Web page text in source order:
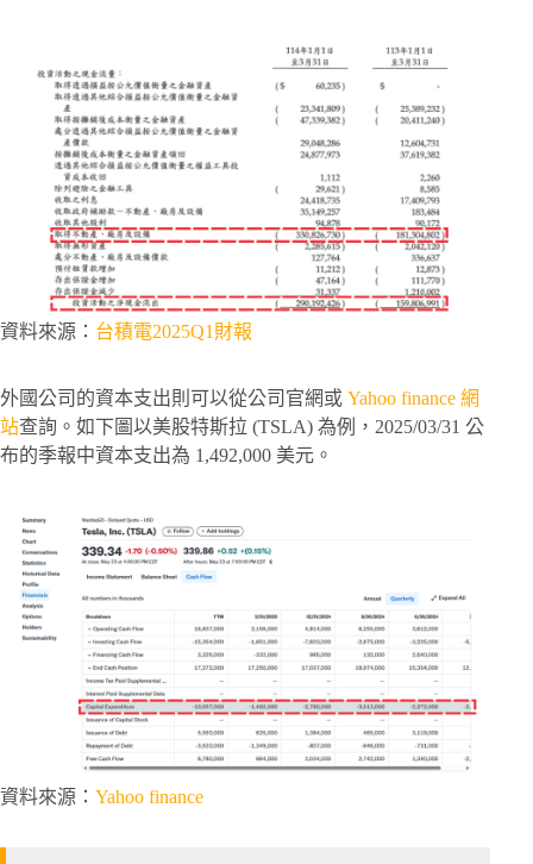
資料來源： 台積電2025Q1財報
外國公司的資本支出則可以從公司官網或 Yahoo finance 網
站查詢。如下圖以美股特斯拉 (TSLA) 為例，2025/03/31 公
布的季報中資本支出為 1,492,000 美元。
資料來源： Yahoo finance